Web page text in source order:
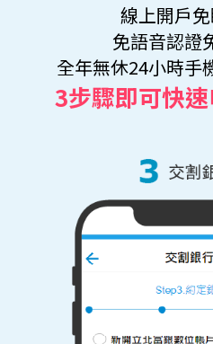
線上開戶
免語音認證
全年無休24小時手
3步驟即可快